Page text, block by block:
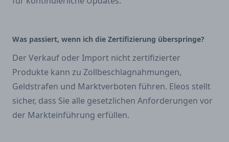
Was passiert, wenn ich die Zertifizierung überspringe?
Der Verkauf oder Import nicht zertifizierter
Produkte kann zu Zollbeschlagnahmungen,
Geldstrafen und Marktverboten führen. Eleos stellt
sicher, dass Sie alle gesetzlichen Anforderungen vor
der Markteinführung erfüllen.